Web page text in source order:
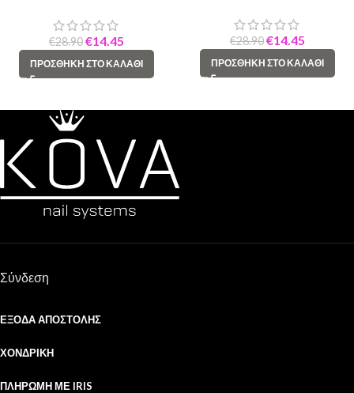
€28.90€14.45
ΠΡΟΣΘΉΚΗ ΣΤΟ ΚΑΛΆΘΙ
€28.90€14.45
ΠΡΟΣΘΉΚΗ ΣΤΟ ΚΑΛΆΘΙ
Σύνδεση
ΈΞΟΔΑ ΑΠΟΣΤΟΛΉΣ
ΧΟΝΔΡΙΚΉ
ΠΛΗΡΩΜΉ ΜΕ IRIS